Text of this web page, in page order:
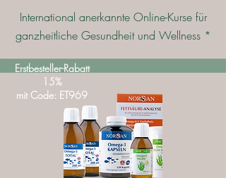
International anerkannte Online-Kurse für
ganzheitliche Gesundheit und Wellness *
Erstbesteller-Rabatt
15%
mit Code: ET969